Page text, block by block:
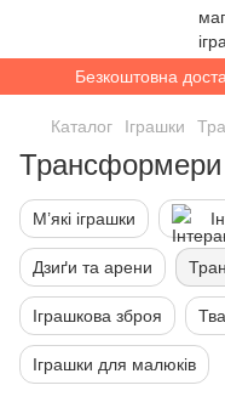
Безкоштовна
Каталог Іграшки
Трансформери
М’які іграшки
Дзиґи та арени
Іграшкова зброя
Іграшки для малюків